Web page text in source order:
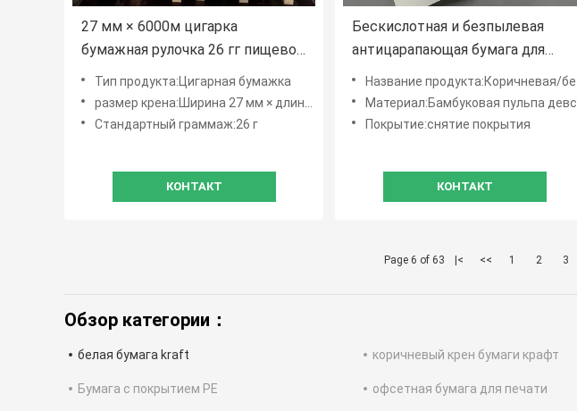
27 мм × 6000м цигарка
бумажная рулочка 26 гг пищевой
класс сертифицирован для
производства сигарет
Тип продукта:Цигарная бумажка
размер крена:Ширина 27 мм × длина 6000 м
Стандартный граммаж:26 г
КОНТАКТ
Бескислотная и безпылевая
антицарапающая бумага для
прокладки стекла плотностью
50-120 г/м² в рулонах для
хранения листового стекла
Название продукта:Коричневая/белая крафт-бумага
Материал:Бамбуковая пульпа девственницы
Покрытие:снятие покрытия
КОНТАКТ
Page 6 of 63 |< << 1 2 3
Обзор категории：
белая бумага kraft коричневый крен бумаги крафт
Бумага с покрытием PE офсетная бумага для печати